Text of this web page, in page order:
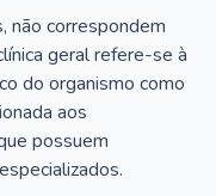
não correspondem
geral refere-se à
do organismo como
aos
possuem